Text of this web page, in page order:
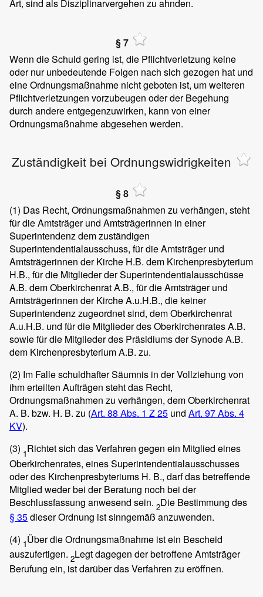
Art, sind als Disziplinarvergehen zu ahnden.
§ 7
Wenn die Schuld gering ist, die Pflichtverletzung keine
oder nur unbedeutende Folgen nach sich gezogen hat und
eine Ordnungsmaßnahme nicht geboten ist, um weiteren
Pflichtverletzungen vorzubeugen oder der Begehung
durch andere entgegenzuwirken, kann von einer
Ordnungsmaßnahme abgesehen werden.
Zuständigkeit bei Ordnungswidrigkeiten
§ 8
(1) Das Recht, Ordnungsmaßnahmen zu verhängen, steht
für die Amtsträger und Amtsträgerinnen in einer
Superintendenz dem zuständigen
Superintendentialausschuss, für die Amtsträger und
Amtsträgerinnen der Kirche H.B. dem Kirchenpresbyterium
H.B., für die Mitglieder der Superintendentialausschüsse
A.B. dem Oberkirchenrat A.B., für die Amtsträger und
Amtsträgerinnen der Kirche A.u.H.B., die keiner
Superintendenz zugeordnet sind, dem Oberkirchenrat
A.u.H.B. und für die Mitglieder des Oberkirchenrates A.B.
sowie für die Mitglieder des Präsidiums der Synode A.B.
dem Kirchenpresbyterium A.B. zu.
(2) Im Falle schuldhafter Säumnis in der Vollziehung von
ihm erteilten Aufträgen steht das Recht,
Ordnungsmaßnahmen zu verhängen, dem Oberkirchenrat
A. B. bzw. H. B. zu (Art. 88 Abs. 1 Z 25 und Art. 97 Abs. 4
KV).
(3) 1Richtet sich das Verfahren gegen ein Mitglied eines
Oberkirchenrates, eines Superintendentialausschusses
oder des Kirchenpresbyteriums H. B., darf das betreffende
Mitglied weder bei der Beratung noch bei der
Beschlussfassung anwesend sein. 2Die Bestimmung des
§ 35dieser Ordnung ist sinngemäß anzuwenden.
(4) 1Über die Ordnungsmaßnahme ist ein Bescheid
auszufertigen. 2Legt dagegen der betroffene Amtsträger
Berufung ein, ist darüber das Verfahren zu eröffnen.